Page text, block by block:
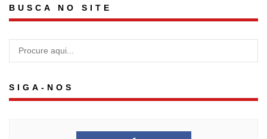
BUSCA NO SITE
SIGA-NOS